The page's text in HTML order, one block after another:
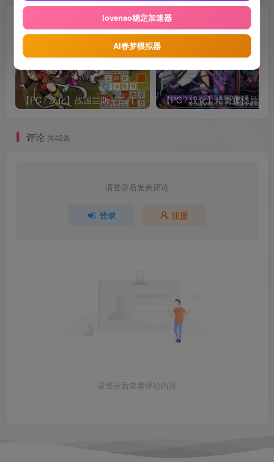
【PC / 汉化】战国兰斯～三只乱砍乱刺乱烧的家伙 -slash!thrust!burn!-
评论 共42条
请登录后发表评论
登录 注册
请登录后查看评论内容
lovenao稳定加速器
AI春梦模拟器